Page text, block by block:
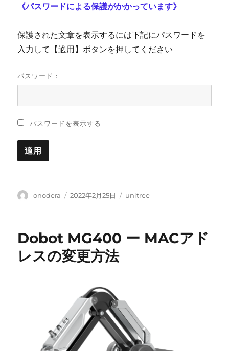
《パスワードによる保護がかかっています》
保護された文章を表示するには下記にパスワードを
入力して【適用】ボタンを押してください
パスワード：
パスワードを表示する
投
onodera
投
2022年2月25日
カ
ー
unitree
Dobot MG400 ー MACアド
レスの変更方法